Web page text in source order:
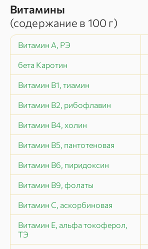
Витамины
(содержание в 100 г)
Витамин А, РЭ
бета Каротин
Витамин В1, тиамин
Витамин В2, рибофлавин
Витамин В4, холин
Витамин В5, пантотеновая
Витамин В6, пиридоксин
Витамин В9, фолаты
Витамин C, аскорбиновая
Витамин Е, альфа токоферол,
ТЭ